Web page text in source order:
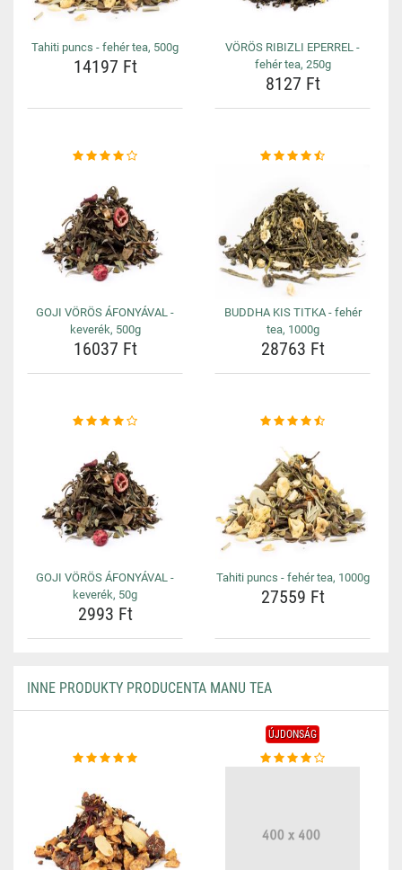
Tahiti puncs - fehér tea, 500g
14197 Ft
VÖRÖS RIBIZLI EPERREL -
fehér tea, 250g
8127 Ft
GOJI VÖRÖS ÁFONYÁVAL -
keverék, 500g
16037 Ft
BUDDHA KIS TITKA - fehér
tea, 1000g
28763 Ft
GOJI VÖRÖS ÁFONYÁVAL -
keverék, 50g
2993 Ft
Tahiti puncs - fehér tea, 1000g
27559 Ft
INNE PRODUKTY PRODUCENTA MANU TEA
ÚJDONSÁG